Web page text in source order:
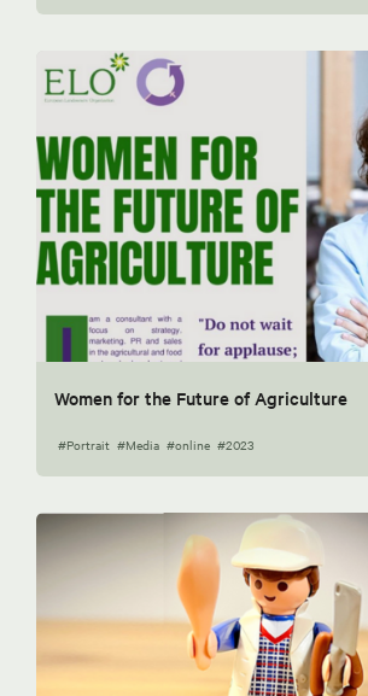
Women for the Future of Agriculture
#Portrait #Media #online #2023